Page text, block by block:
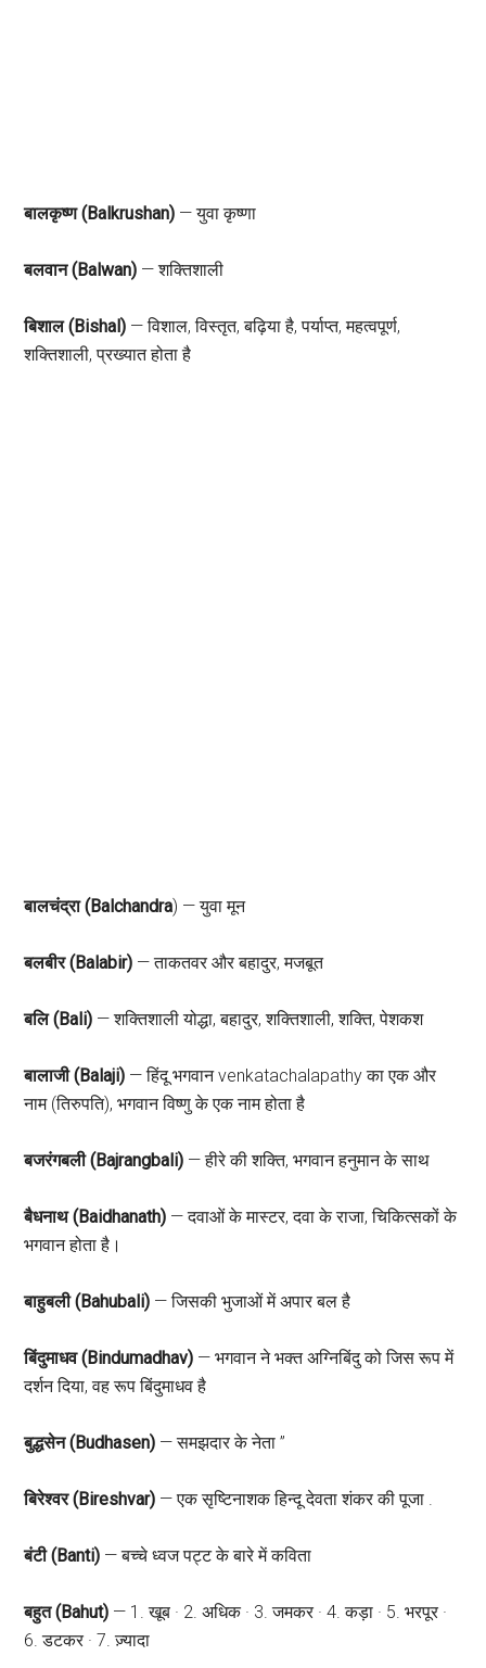
बालकृष्ण (Balkrushan) — युवा कृष्णा
बलवान (Balwan) — शक्तिशाली
बिशाल (Bishal) — विशाल, विस्तृत, बढ़िया है, पर्याप्त, महत्वपूर्ण,
शक्तिशाली, प्रख्यात होता है
बालचंद्रा (Balchandra) — युवा मून
बलबीर (Balabir) — ताकतवर और बहादुर, मजबूत
बलि (Bali) — शक्तिशाली योद्धा, बहादुर, शक्तिशाली, शक्ति, पेशकश
बालाजी (Balaji) — हिंदू भगवान venkatachalapathy का एक और
नाम (तिरुपति), भगवान विष्णु के एक नाम होता है
बजरंगबली (Bajrangbali) — हीरे की शक्ति, भगवान हनुमान के साथ
बैधनाथ (Baidhanath) — दवाओं के मास्टर, दवा के राजा, चिकित्सकों के
भगवान होता है।
बाहुबली (Bahubali) — जिसकी भुजाओं में अपार बल है
बिंदुमाधव (Bindumadhav) — भगवान ने भक्त अग्निबिंदु को जिस रूप में
दर्शन दिया, वह रूप बिंदुमाधव है
बुद्धसेन (Budhasen) — समझदार के नेता ”
बिरेश्वर (Bireshvar) — एक सृष्टिनाशक हिन्दू देवता शंकर की पूजा .
बंटी (Banti) — बच्चे ध्वज पट्ट के बारे में कविता
बहुत (Bahut) — 1. खूब · 2. अधिक · 3. जमकर · 4. कड़ा · 5. भरपूर ·
6. डटकर · 7. ज़्यादा